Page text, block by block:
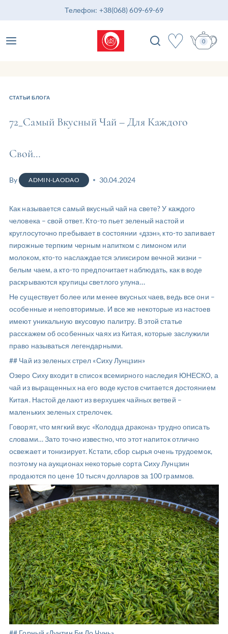
Телефон: +38(068) 609-69-69
♡ 0
СТАТЬИ БЛОГА
72_Самый Вкусный Чай – Для Каждого
Свой…
By ADMIN-LAODAO 30.04.2024
Как называется самый вкусный чай на свете? У каждого
человека – свой ответ. Кто-то пьет зеленый настой и
круглосуточно пребывает в состоянии «дзэн», кто-то запивает
пирожные терпким черным напитком с лимоном или
молоком, кто-то наслаждается эликсиром вечной жизни –
белым чаем, а кто-то предпочитает наблюдать, как в воде
раскрываются крупицы светлого улуна…
Не существует более или менее вкусных чаев, ведь все они –
особенные и неповторимые. И все же некоторые из настоев
имеют уникальную вкусовую палитру. В этой статье
расскажем об особенных чаях из Китая, которые заслужили
право называться легендарными.
## Чай из зеленых стрел «Сиху Лунцзин»
Озеро Сиху входит в список всемирного наследия ЮНЕСКО, а
чай из выращенных на его воде кустов считается достоянием
Китая. Настой делают из верхушек чайных ветвей –
маленьких зеленых стрелочек.
Говорят, что мягкий вкус «Колодца дракона» трудно описать
словами… Зато точно известно, что этот напиток отлично
освежает и тонизирует. Кстати, сбор сырья очень трудоемок,
поэтому на аукционах некоторые сорта Сиху Лунцзин
продаются по цене 10 тысяч долларов за 100 граммов.